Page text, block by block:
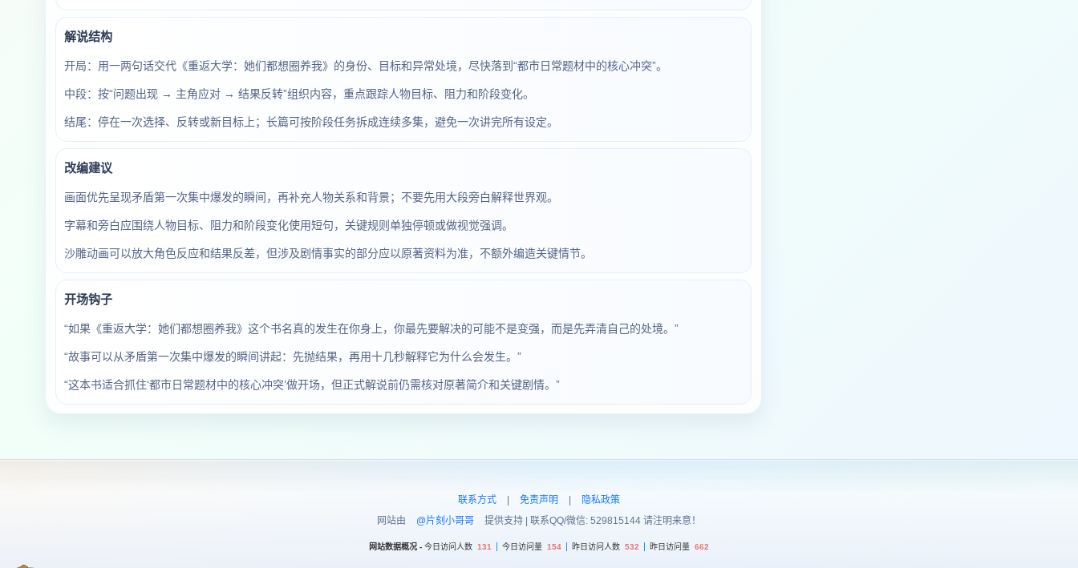
解说结构
开局：用一两句话交代《重返大学：她们都想圈养我》的身份、目标和异常处境，尽快落到“都市日常题材中的核心冲突”。
中段：按“问题出现 → 主角应对 → 结果反转”组织内容，重点跟踪人物目标、阻力和阶段变化。
结尾：停在一次选择、反转或新目标上；长篇可按阶段任务拆成连续多集，避免一次讲完所有设定。
改编建议
画面优先呈现矛盾第一次集中爆发的瞬间，再补充人物关系和背景；不要先用大段旁白解释世界观。
字幕和旁白应围绕人物目标、阻力和阶段变化使用短句，关键规则单独停顿或做视觉强调。
沙雕动画可以放大角色反应和结果反差，但涉及剧情事实的部分应以原著资料为准，不额外编造关键情节。
开场钩子
“如果《重返大学：她们都想圈养我》这个书名真的发生在你身上，你最先要解决的可能不是变强，而是先弄清自己的处境。”
“故事可以从矛盾第一次集中爆发的瞬间讲起：先抛结果，再用十几秒解释它为什么会发生。”
“这本书适合抓住‘都市日常题材中的核心冲突’做开场，但正式解说前仍需核对原著简介和关键剧情。”
联系方式 免责声明
隐私政策
网站由
@片刻小哥哥 提供支持 | 联系QQ/微信: 529815144 请注明来意！
网站数据概况 - 今日访问人数 131 今日访问量 154 昨日访问人数 532 昨日访问量 662